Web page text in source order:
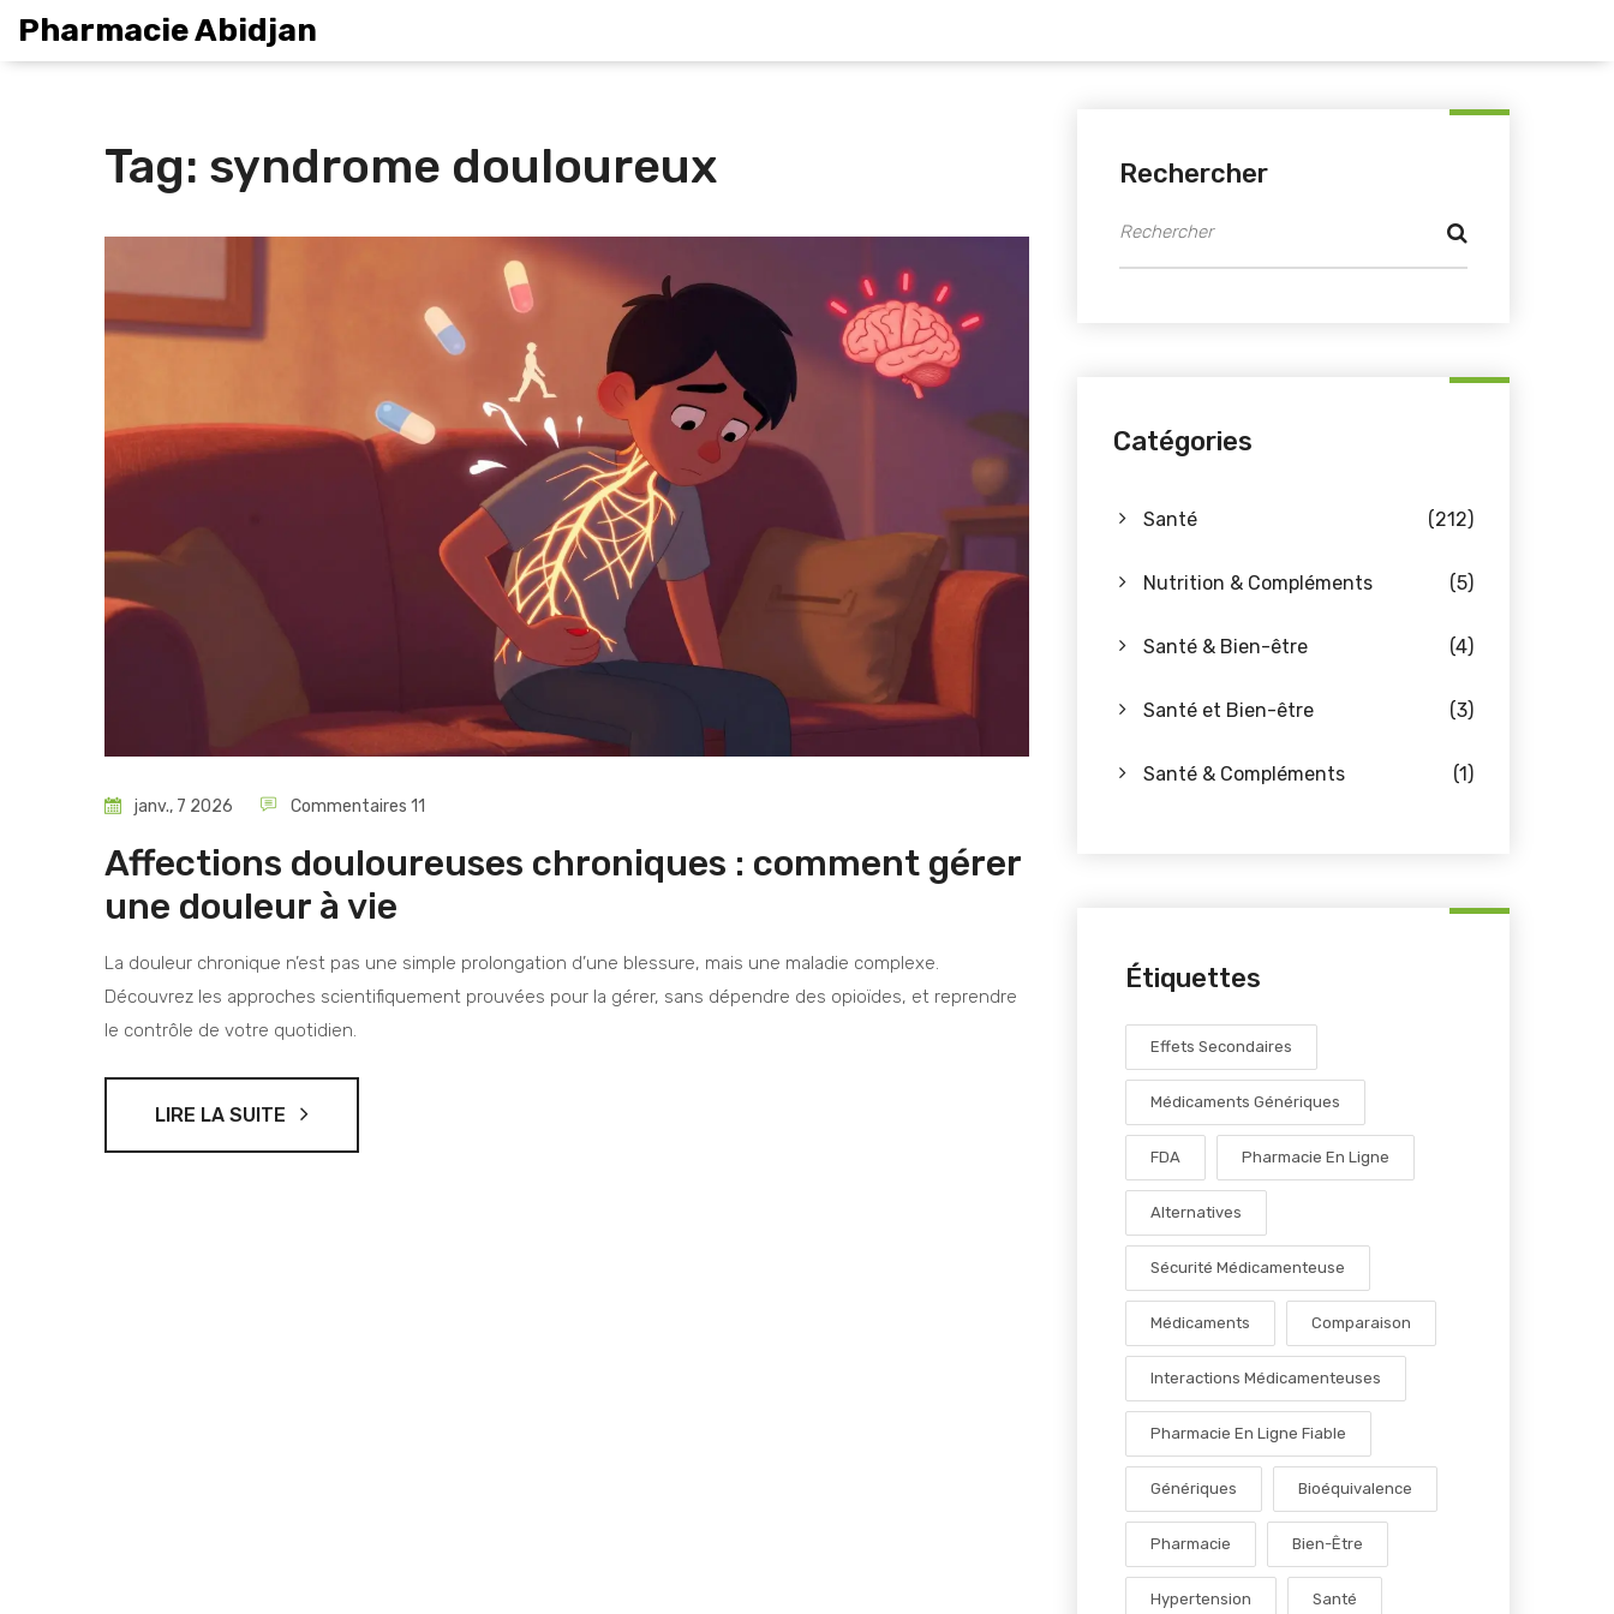
Pharmacie Abidjan
Tag: syndrome douloureux
janv., 7 2026 Commentaires 11
Affections douloureuses chroniques : comment gérer
une douleur à vie
La douleur chronique n’est pas une simple prolongation d’une blessure, mais une maladie complexe.
Découvrez les approches scientifiquement prouvées pour la gérer, sans dépendre des opioïdes, et reprendre
le contrôle de votre quotidien.
LIRE LA SUITE
Rechercher
Catégories
Santé (212)
Nutrition & Compléments (5)
Santé & Bien-être (4)
Santé et Bien-être (3)
Santé & Compléments (1)
Étiquettes
Effets Secondaires
Médicaments Génériques
FDA Pharmacie En Ligne
Alternatives
Sécurité Médicamenteuse
Médicaments Comparaison
Interactions Médicamenteuses
Pharmacie En Ligne Fiable
Génériques Bioéquivalence
Pharmacie Bien-Être
Hypertension Santé